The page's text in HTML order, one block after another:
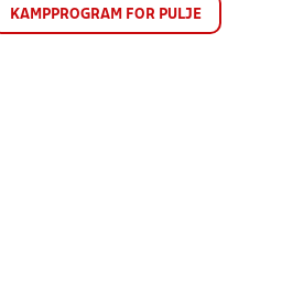
KAMPPROGRAM FOR PULJE